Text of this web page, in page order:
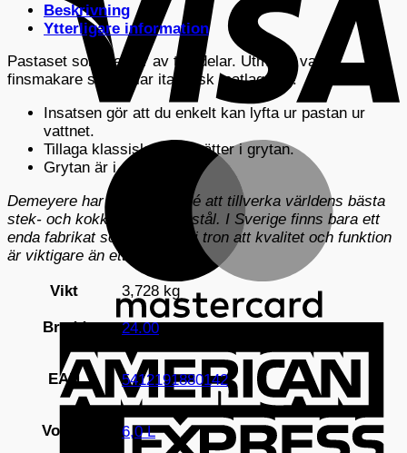
Beskrivning
Ytterligare information
Pastaset som består av två delar. Utmärkt val för
finsmakare som gillar italiensk matlagning!
Insatsen gör att du enkelt kan lyfta ur pastan ur
vattnet.
Tillaga klassiska pastarätter i grytan.
Grytan är i rostfritt stål.
Demeyere har som affärsidé att tillverka världens bästa
stek- och kokkärl i rostfritt stål. I Sverige finns bara ett
enda fabrikat som står fast i tron att kvalitet och funktion
är viktigare än ett lågt pris.
Vikt 3,728 kg
Bredd 24.00
EAN 5412191880142
Volym 6,0 L